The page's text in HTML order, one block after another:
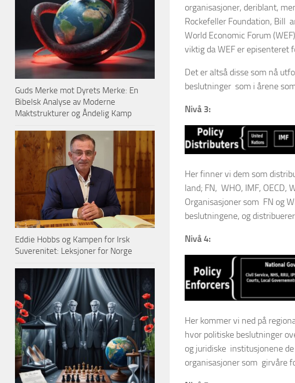
organisasjoner, deriblant,
Rockefeller Foundation, Bill
World Economic Forum
viktig da WEF er episenteret
Det er altså disse som nå
beslutninger som i årene
Nivå 3:
Her finner vi dem som
land; FN, WHO, IMF, OECD,
Organisasjoner som FN og
beslutningene, og
Nivå 4:
Her kommer vi ned på
hvor politiske beslutninger
og juridiske institusjonene
organisasjoner som girvåre
Guds Merke mot Dyrets Merke: En
Bibelsk Analyse av Moderne
Maktstrukturer og Åndelig Kamp
Eddie Hobbs og Kampen for Irsk
Suverenitet: Leksjoner for Norge